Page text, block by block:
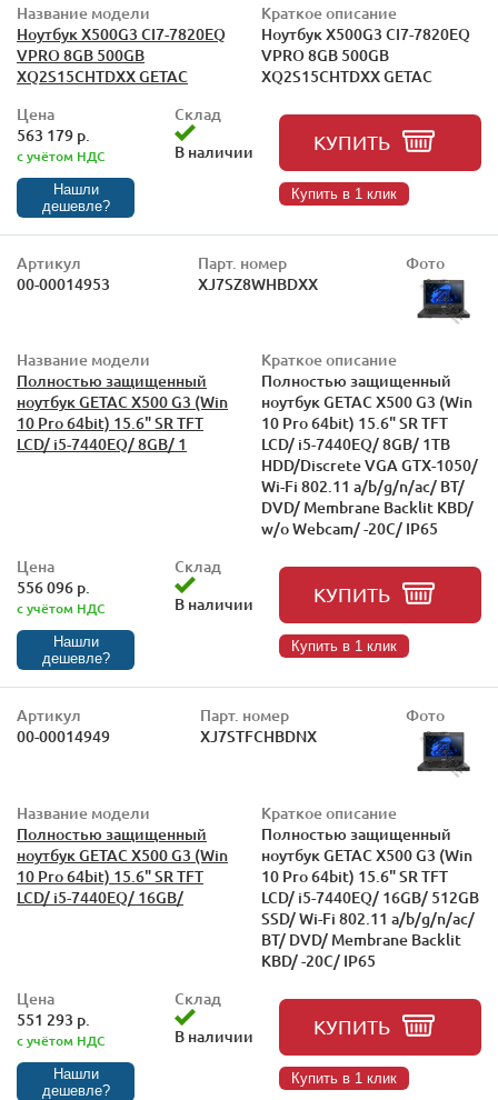
Название модели
Ноутбук X500G3 CI7-7820EQ
VPRO 8GB 500GB
XQ2S15CHTDXX GETAC
Краткое описание
Ноутбук X500G3 CI7-7820EQ
VPRO 8GB 500GB
XQ2S15CHTDXX GETAC
Цена
563 179 р.
с учётом НДС
Нашли
дешевле?
Склад
В наличии
КУПИТЬ
Купить в 1 клик
Артикул
00-00014953
Парт. номер
XJ7SZ8WHBDXX
Фото
Название модели
Полностью защищенный
ноутбук GETAC X500 G3 (Win
10 Pro 64bit) 15.6" SR TFT
LCD/ i5-7440EQ/ 8GB/ 1
Краткое описание
Полностью защищенный
ноутбук GETAC X500 G3 (Win
10 Pro 64bit) 15.6" SR TFT
LCD/ i5-7440EQ/ 8GB/ 1TB
HDD/Discrete VGA GTX-1050/
Wi-Fi 802.11 a/b/g/n/ac/ BT/
DVD/ Membrane Backlit KBD/
w/o Webcam/ -20C/ IP65
Цена
556 096 р.
с учётом НДС
Нашли
дешевле?
Склад
В наличии
КУПИТЬ
Купить в 1 клик
Артикул
00-00014949
Парт. номер
XJ7STFCHBDNX
Фото
Название модели
Полностью защищенный
ноутбук GETAC X500 G3 (Win
10 Pro 64bit) 15.6" SR TFT
LCD/ i5-7440EQ/ 16GB/
Краткое описание
Полностью защищенный
ноутбук GETAC X500 G3 (Win
10 Pro 64bit) 15.6" SR TFT
LCD/ i5-7440EQ/ 16GB/ 512GB
SSD/ Wi-Fi 802.11 a/b/g/n/ac/
BT/ DVD/ Membrane Backlit
KBD/ -20C/ IP65
Цена
551 293 р.
с учётом НДС
Нашли
дешевле?
Склад
В наличии
КУПИТЬ
Купить в 1 клик